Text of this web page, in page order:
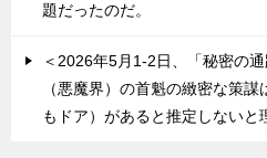
題だったのだ。
＜2026年5月1-2日、「秘密の
（悪魔界）の首魁の緻密な策
もドア）があると推定しないと